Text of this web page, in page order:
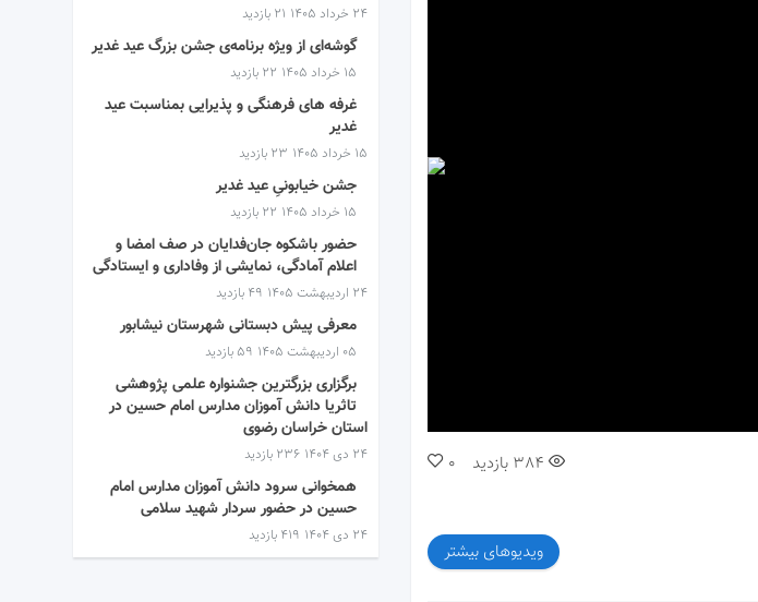
0 384 بازدید
ویدیوهای بیشتر
۲۴ خرداد ۱۴۰۵ 21 بازدید
گوشه‌ای از ویژه برنامه‌ی جشن بزرگ عید غدیر
۱۵ خرداد ۱۴۰۵ 22 بازدید
غرفه های فرهنگی و پذیرایی بمناسبت عید
غدیر
۱۵ خرداد ۱۴۰۵ 23 بازدید
جشن خیابونیِ عید غدیر
۱۵ خرداد ۱۴۰۵ 22 بازدید
حضور باشکوه جان‌فدایان در صف امضا و
اعلام آمادگی، نمایشی از وفاداری و ایستادگی
۲۴ اردیبهشت ۱۴۰۵ 49 بازدید
معرفی پیش دبستانی شهرستان نیشابور
۰۵ اردیبهشت ۱۴۰۵ 59 بازدید
برگزاری بزرگترین جشنواره علمی پژوهشی
تاثریا دانش آموزان مدارس امام حسین در
استان خراسان رضوی
۲۴ دی ۱۴۰۴ 236 بازدید
همخوانی سرود دانش آموزان مدارس امام
حسین در حضور سردار شهید سلامی
۲۴ دی ۱۴۰۴ 419 بازدید